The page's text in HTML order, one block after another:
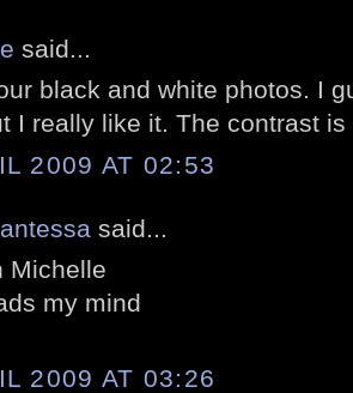
said...
black and white photos. I
I really like it. The contrast
2009 AT 02:53
said...
Michelle
my mind
2009 AT 03:26